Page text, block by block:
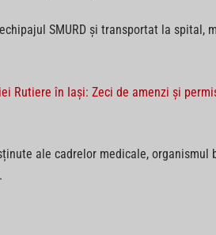
SMURD și transportat la spital,
Rutiere în Iași: Zeci de amenzi și
ale cadrelor medicale,